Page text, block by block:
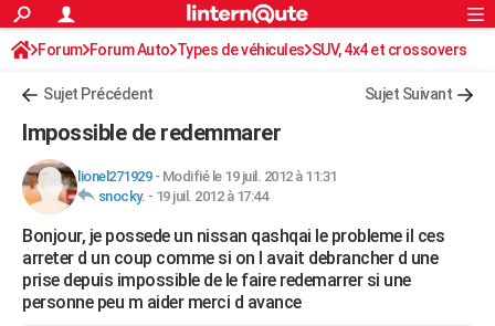
ACTUALITÉS
Politique
Société
Faits Divers
Education
Monde
Villes
+
FINANCE
Retraite
Impôts
Epargne
Immobilier
Risques naturels par ville
Banque
Assurance
Crédit
AUTO
Essais
Réserver un essai
Citadines
Berlines
SUV
Forum auto
+HIGH-TECH
Mobiles
Meilleur smartphone
Internet
Ordinateurs
Jeux vidéo
Guide high-tech
+BRICOLAGE
Rechercher
S'inscrire
Connexion
Forum Forum Auto Types de véhicules SUV, 4x4 et crossovers
Sujet Précédent Sujet Suivant
Impossible de redemmarer
lionel271929- Modifié le 19 juil. 2012 à 11:31
snocky. - 19 juil. 2012 à 17:44
Bonjour, je possede un nissan qashqai le probleme il ces
arreter d un coup comme si on l avait debrancher d une
prise depuis impossible de le faire redemarrer si une
personne peu m aider merci d avance